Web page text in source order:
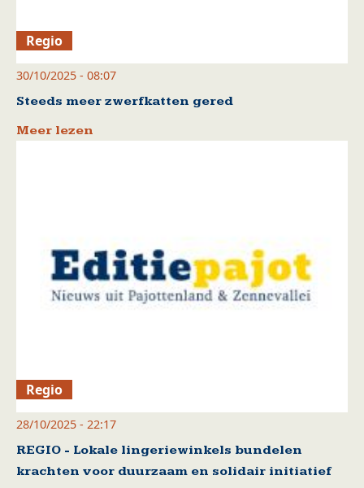
Regio
30/10/2025 - 08:07
Steeds meer zwerfkatten gered
Meer lezen
Regio
28/10/2025 - 22:17
REGIO - Lokale lingeriewinkels bundelen
krachten voor duurzaam en solidair initiatief